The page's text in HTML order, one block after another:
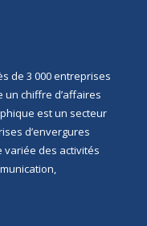
de 3 000 entreprises
un chiffre d’affaires
est un secteur
d’envergures
des activités